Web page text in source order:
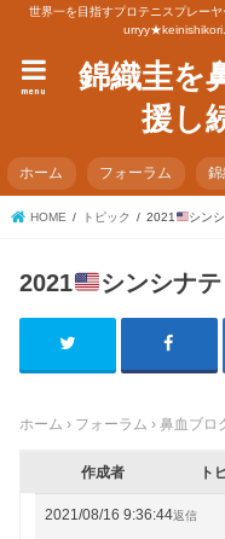
世界一を目指すプロテニスプレー
錦織圭を
援し
menu
ホーム フォーラム 錦
HOME トピック 2021 シン
2021 シンシナ
ホーム › フォーラム › 鼻血ブロ
作成者 ト
2021/08/16 9:36:44返信